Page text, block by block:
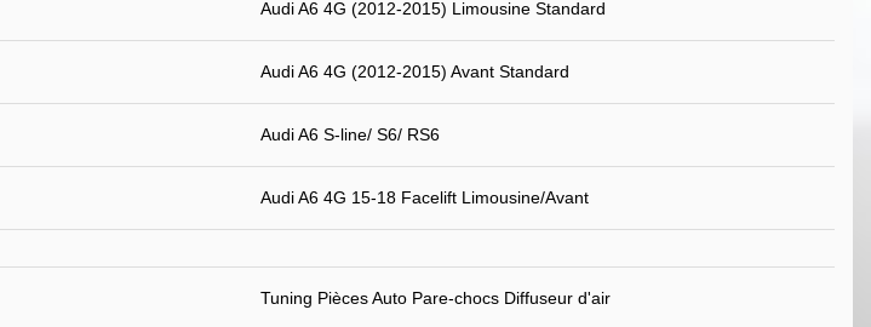
Audi A6 4G (2012-2015) Limousine Standard
Audi A6 4G (2012-2015) Avant Standard
Audi A6 S-line/ S6/ RS6
Audi A6 4G 15-18 Facelift Limousine/Avant
Tuning Pièces Auto Pare-chocs Diffuseur d'air